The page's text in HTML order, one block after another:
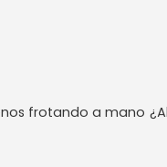
frotando a mano